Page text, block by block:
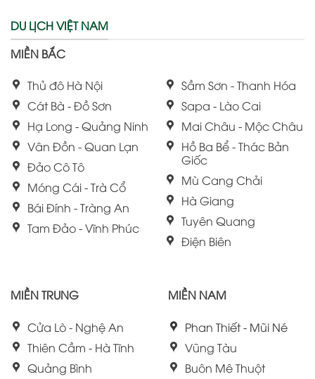
DU LỊCH VIỆT NAM
MIỀN BẮC
Thủ đô Hà Nội
Cát Bà - Đồ Sơn
Hạ Long - Quảng Ninh
Vân Đồn - Quan Lạn
Đảo Cô Tô
Móng Cái - Trà Cổ
Bái Đính - Tràng An
Tam Đảo - Vĩnh Phúc
Sầm Sơn - Thanh Hóa
Sapa - Lào Cai
Mai Châu - Mộc Châu
Hồ Ba Bể - Thác Bản
Giốc
Mù Cang Chải
Hà Giang
Tuyên Quang
Điện Biên
MIỀN TRUNG
Cửa Lò - Nghệ An
Thiên Cầm - Hà Tĩnh
Quảng Bình
MIỀN NAM
Phan Thiết - Mũi Né
Vũng Tàu
Buôn Mê Thuột